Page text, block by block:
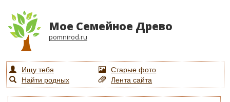
Мое Семейное Древо
pomnirod.ru
Ищу тебя
Старые фото
Найти родных
Лента сайта